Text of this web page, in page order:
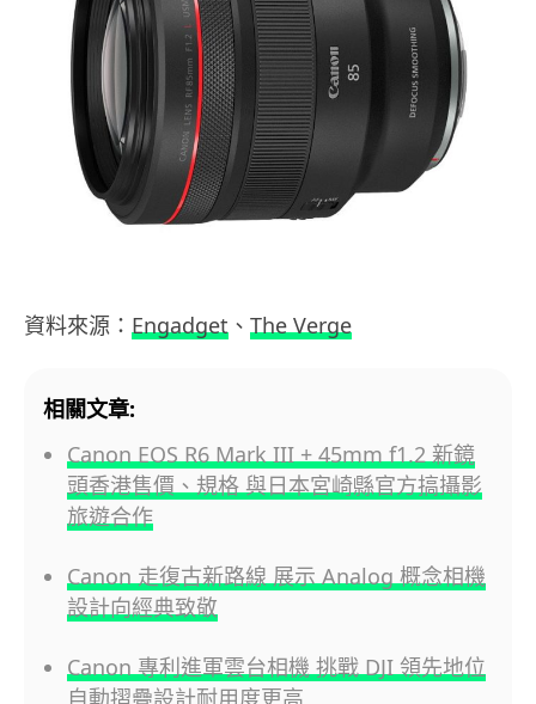
資料來源： Engadget 、 The Verge
相關文章:
Canon EOS R6 Mark III + 45mm f1.2 新鏡
頭香港售價、規格 與日本宮崎縣官方搞攝影
旅遊合作
Canon 走復古新路線 展示 Analog 概念相機
設計向經典致敬
Canon 專利進軍雲台相機 挑戰 DJI 領先地位
自動摺疊設計耐用度更高